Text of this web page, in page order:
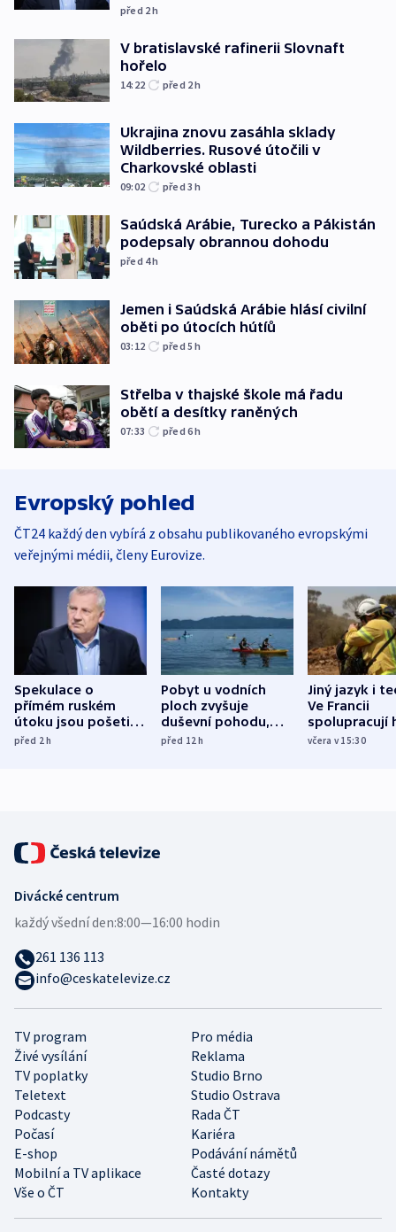
před 2h
V bratislavské rafinerii Slovnaft
hořelo
14:22 před 2h
Ukrajina znovu zasáhla sklady
Wildberries. Rusové útočili v
Charkovské oblasti
09:02 před 3h
Saúdská Arábie, Turecko a Pákistán
podepsaly obrannou dohodu
před 4h
Jemen i Saúdská Arábie hlásí civilní
oběti po útocích hútíů
03:12 před 5h
Střelba v thajské škole má řadu
obětí a desítky raněných
07:33 před 6h
Evropský pohled
ČT24 každý den vybírá z obsahu publikovaného evropskými
veřejnými médii, členy Eurovize.
Spekulace o
přímém ruském
útoku jsou pošetilé,
míní estonský
před 2h
Pobyt u vodních
ploch zvyšuje
duševní pohodu,
ukázala
před 12h
Jiný jazyk i
Ve Francii
spolupracují
různých zemí
včera v 15:30
TV program
Pro média
Živé vysílání
Reklama
TV poplatky
Studio Brno
Teletext
Studio Ostrava
Podcasty
Rada ČT
Počasí
Kariéra
E-shop
Podávání námětů
Mobilní a TV aplikace
Časté dotazy
Vše o ČT
Kontakty
Divácké centrum
každý všední den:8:00—16:00 hodin
261 136 113
info@ceskatelevize.cz